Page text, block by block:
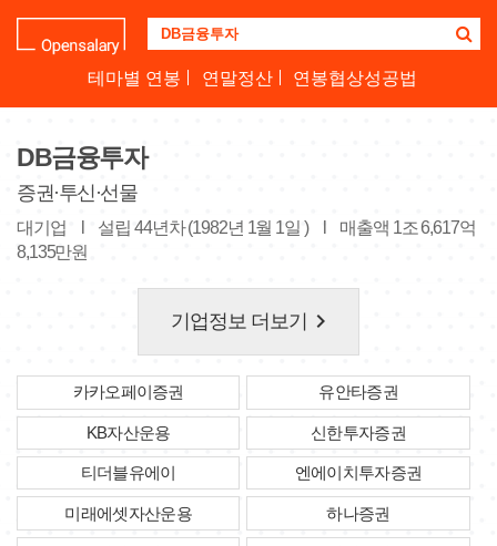
기
업
명
하
테마별 연봉 연말정산 연봉협상성공법
DB금융투자
증권·투신·선물
대기업 설립 44년차 (1982년 1월 1일 )
매출액 1조 6,617억
8,135만원
기업정보 더보기 keyboard_arrow_right
카카오페이증권 유안타증권
KB자산운용 신한투자증권
티더블유에이 엔에이치투자증권
미래에셋자산운용 하나증권